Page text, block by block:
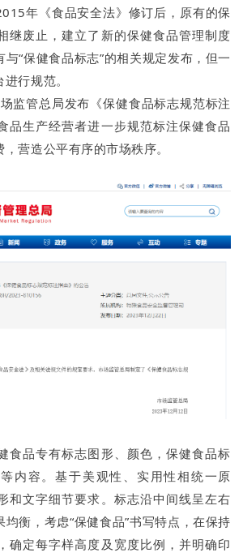
年《食品安全法》修订后，原有的保
继废止，建立了新的保健食品管理制度
“保健食品标志”的相关规定发布，但一
行规范。
监管总局发布《保健食品标志规范标注
品生产经营者进一步规范标注保健食品
营造公平有序的市场秩序。
食品专有标志图形、颜色，保健食品标
内容。基于美观性、实用性相统一原
和文字细节要求。标志沿中间线呈左右
衡，考虑“保健食品”书写特点，在保持
确定每字样高度及宽度比例，并明确印